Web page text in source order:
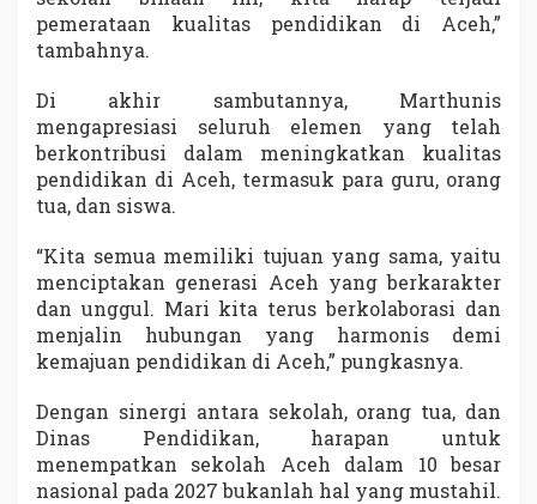
pemerataan kualitas pendidikan di Aceh,”
tambahnya.
Di akhir sambutannya, Marthunis
mengapresiasi seluruh elemen yang telah
berkontribusi dalam meningkatkan kualitas
pendidikan di Aceh, termasuk para guru, orang
tua, dan siswa.
“Kita semua memiliki tujuan yang sama, yaitu
menciptakan generasi Aceh yang berkarakter
dan unggul. Mari kita terus berkolaborasi dan
menjalin hubungan yang harmonis demi
kemajuan pendidikan di Aceh,” pungkasnya.
Dengan sinergi antara sekolah, orang tua, dan
Dinas Pendidikan, harapan untuk
menempatkan sekolah Aceh dalam 10 besar
nasional pada 2027 bukanlah hal yang mustahil.